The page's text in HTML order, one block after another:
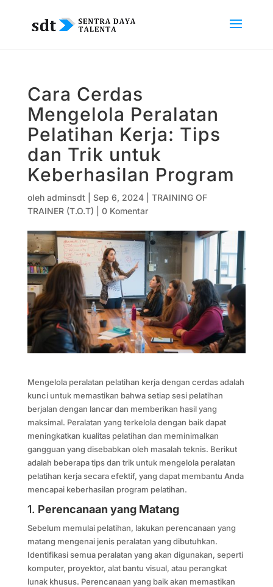
Cara Cerdas
Mengelola Peralatan
Pelatihan Kerja: Tips
dan Trik untuk
Keberhasilan Program
oleh adminsdt| Sep 6, 2024| TRAINING OF
TRAINER (T.O.T)
0 Komentar
Mengelola peralatan pelatihan kerja dengan cerdas adalah
kunci untuk memastikan bahwa setiap sesi pelatihan
berjalan dengan lancar dan memberikan hasil yang
maksimal. Peralatan yang terkelola dengan baik dapat
meningkatkan kualitas pelatihan dan meminimalkan
gangguan yang disebabkan oleh masalah teknis. Berikut
adalah beberapa tips dan trik untuk mengelola peralatan
pelatihan kerja secara efektif, yang dapat membantu Anda
mencapai keberhasilan program pelatihan.
1. Perencanaan yang Matang
Sebelum memulai pelatihan, lakukan perencanaan yang
matang mengenai jenis peralatan yang dibutuhkan.
Identifikasi semua peralatan yang akan digunakan, seperti
komputer, proyektor, alat bantu visual, atau perangkat
lunak khusus. Perencanaan yang baik akan memastikan